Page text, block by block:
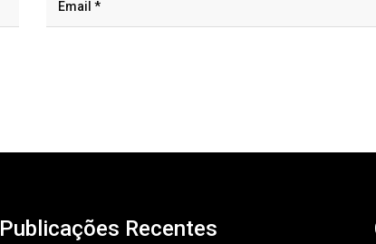
Publicações Recentes